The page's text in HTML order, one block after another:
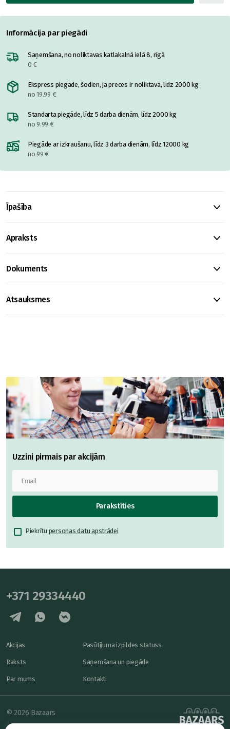
Informācija par piegādi
Saņemšana, no noliktavas katlakalnā ielā 8, rīgā
0 €
Ekspress piegāde, šodien, ja preces ir noliktavā, līdz 2000 kg
no 19.99 €
Standarta piegāde, līdz 5 darba dienām, līdz 2000 kg
no 9.99 €
Piegāde ar izkraušanu, līdz 3 darba dienām, līdz 12000 kg
no 99 €
Īpašība
Apraksts
Dokuments
Atsauksmes
Uzzini pirmais par akcijām
Parakstīties
Piekrītu personas datu apstrādei
+371 29334440
Akcijas
Raksts
Par mums
Pasūtījuma izpildes statuss
Saņemšana un piegāde
Kontakti
© 2026 Bazaars